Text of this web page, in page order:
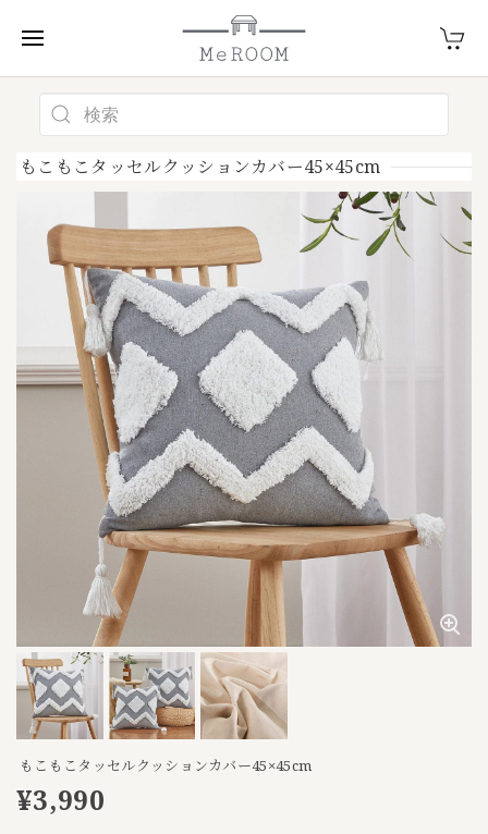
もこもこタッセルクッションカバー45×45cm
もこもこタッセルクッションカバー45×45cm
¥3,990